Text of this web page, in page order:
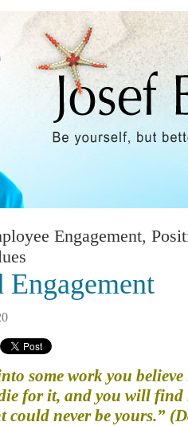
Engagement,
Engagement
some work you
for it, and you will find
could never be yours.”